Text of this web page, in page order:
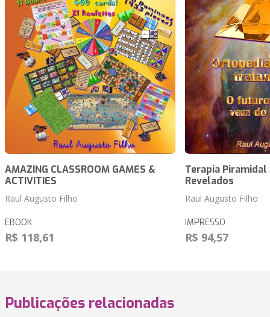
AMAZING CLASSROOM GAMES &
ACTIVITIES
Raul Augusto Filho
EBOOK
R$ 118,61
Terapia
Revelados
Raul Augusto Filho
IMPRESSO
R$ 94,57
Publicações relacionadas